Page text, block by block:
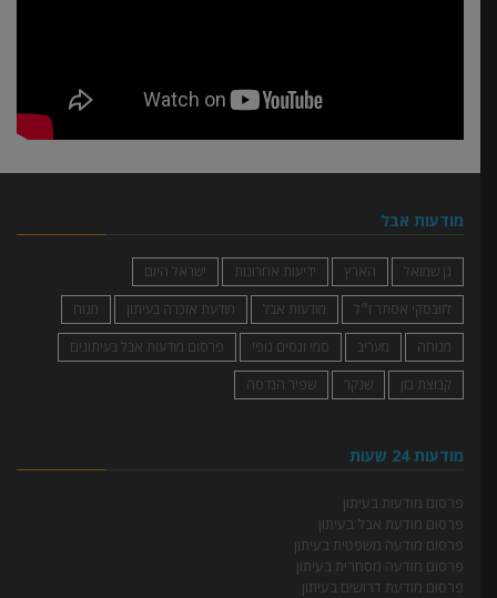
מודעות אבל
גן שמואל הארץ ידיעות אחרונות
ישראל היום
לזובסקי אסתר ז״ל
מודעות אבל מודעת אזכרה בעיתון
מנוח
מנוחה
מעריב סמי ונסים נופי
פרסום מודעות אבל בעיתונים
קבוצת בזן
שנקר שפיר הנדסה
מודעות 24 שעות
פרסום מודעות בעיתון
פרסום מודעת אבל בעיתון
פרסום מודעה משפטית בעיתון
פרסום מודעה מסחרית בעיתון
פרסום מודעת דרושים בעיתון